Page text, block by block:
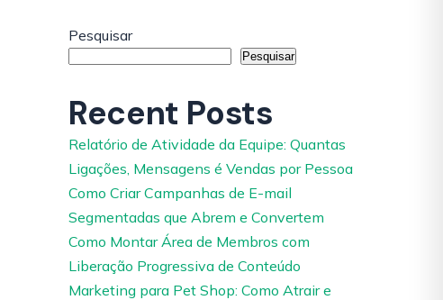
Pesquisar
Pesquisar
Recent Posts
Relatório de Atividade da Equipe: Quantas
Ligações, Mensagens é Vendas por Pessoa
Como Criar Campanhas de E-mail
Segmentadas que Abrem e Convertem
Como Montar Área de Membros com
Liberação Progressiva de Conteúdo
Marketing para Pet Shop: Como Atrair e